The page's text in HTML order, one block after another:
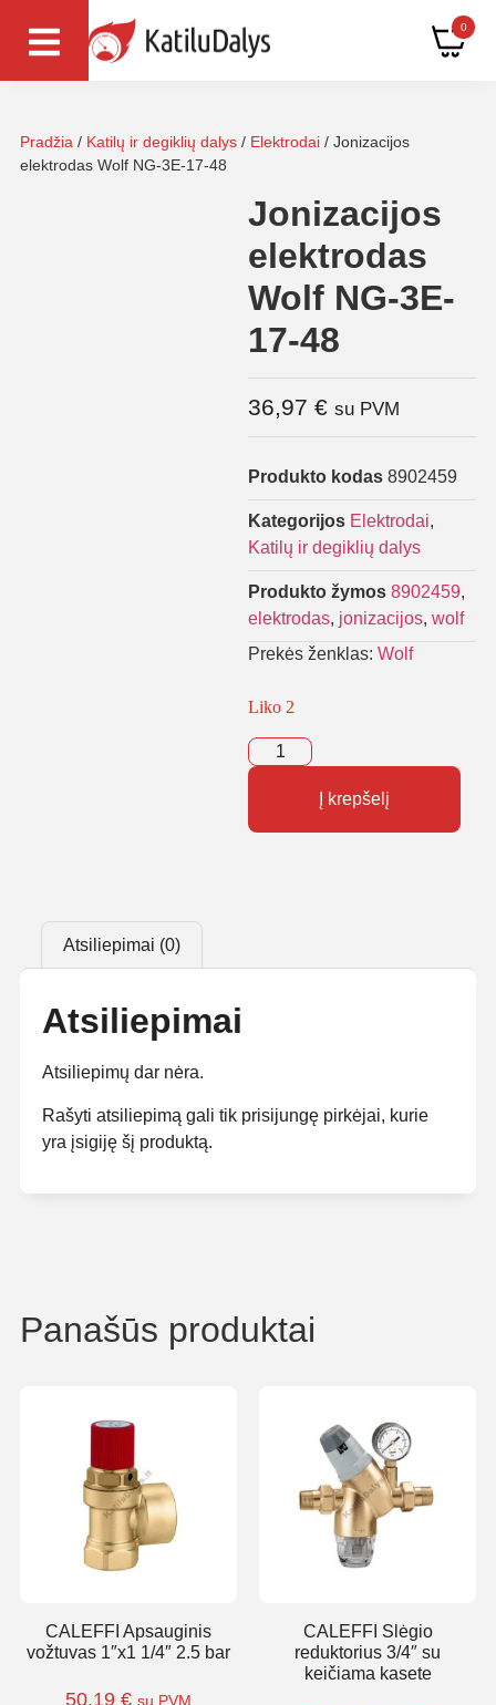
0
Pradžia / Katilų ir degiklių dalys / Elektrodai / Jonizacijos
elektrodas Wolf NG-3E-17-48
Jonizacijos
elektrodas
Wolf NG-3E-
17-48
36,97 € su PVM
Produkto kodas 8902459
Kategorijos Elektrodai,
Katilų ir degiklių dalys
Produkto žymos 8902459,
elektrodas, jonizacijos, wolf
Prekės ženklas: Wolf
Liko 2
Į krepšelį
Atsiliepimai (0)
Atsiliepimai
Atsiliepimų dar nėra.
Rašyti atsiliepimą gali tik prisijungę pirkėjai, kurie
yra įsigiję šį produktą.
Panašūs produktai
CALEFFI Apsauginis
vožtuvas 1″x1 1/4″ 2.5 bar
50,19 € su PVM
CALEFFI Slėgio
reduktorius 3/4″ su
keičiama kasete